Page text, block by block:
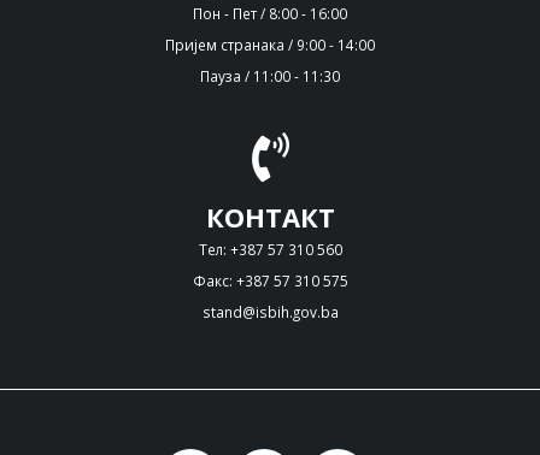
Пон - Пет / 8:00 - 16:00
Пријем странака / 9:00 - 14:00
Пауза / 11:00 - 11:30
КОНТАКТ
Тел: +387 57 310 560
Факс: +387 57 310 575
stand@isbih.gov.ba